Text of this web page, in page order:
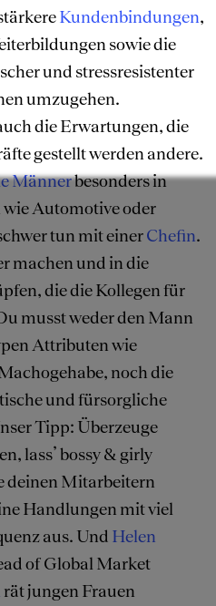
Kundenbindungen,
sowie die
und stressresistenter
umzugehen.
die Erwartungen, die
gestellt werden andere.
Männerbesonders in
Automotive oder
tun mit einerChefin.
machen und in die
die die Kollegen für
musst weder den Mann
Attributen wie
noch die
und fürsorgliche
Tipp: Überzeuge
lass’ bossy & girly
deinen Mitarbeitern
Handlungen mit viel
aus. Und Helen
of Global Market
rät jungen Frauen